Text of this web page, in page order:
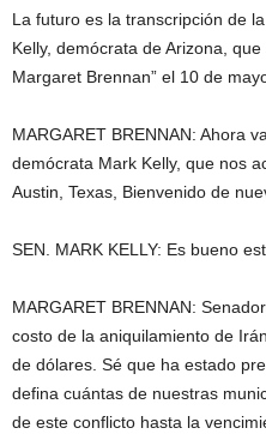
La futuro es la transcripción de
Kelly, demócrata de Arizona,
Margaret Brennan” el 10 de
MARGARET BRENNAN: Ahora
demócrata Mark Kelly, que nos
Austin, Texas, Bienvenido de
SEN. MARK KELLY: Es bueno
MARGARET BRENNAN:
costo de la aniquilamiento de
de dólares. Sé que ha estado
defina cuántas de nuestras
de este conflicto hasta la